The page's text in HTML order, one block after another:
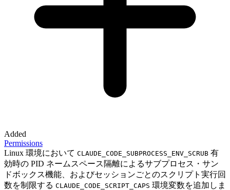
Added
Permissions
Linux 環境において CLAUDE_CODE_SUBPROCESS_ENV_SCRUB 有
効時の PID ネームスペース隔離によるサブプロセス・サン
ドボックス機能、およびセッションごとのスクリプト実行回
数を制限する CLAUDE_CODE_SCRIPT_CAPS 環境変数を追加しま